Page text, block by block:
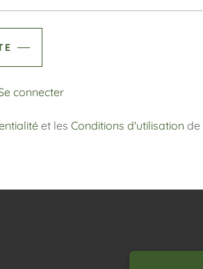
connecter
et lesConditions d'utilisation de